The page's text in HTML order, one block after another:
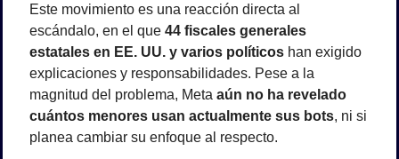
Este movimiento es una reacción directa al
escándalo, en el que 44 fiscales generales
estatales en EE. UU. y varios políticos han exigido
explicaciones y responsabilidades. Pese a la
magnitud del problema, Meta aún no ha revelado
cuántos menores usan actualmente sus bots, ni si
planea cambiar su enfoque al respecto.